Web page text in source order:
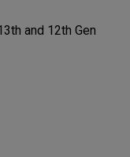
and 12th Gen